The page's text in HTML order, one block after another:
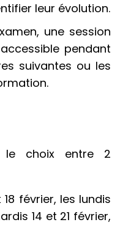
leur évolution.
une session
pendant
suivantes ou les
le choix entre 2
février, les lundis
14 et 21 février,